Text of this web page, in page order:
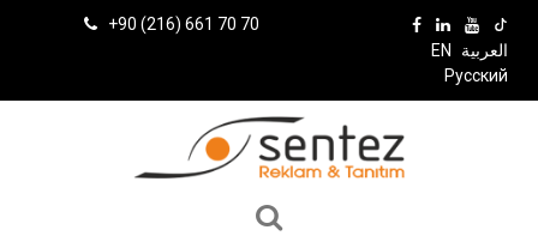
+90 (216) 661 70 70
EN
العربية
Русский